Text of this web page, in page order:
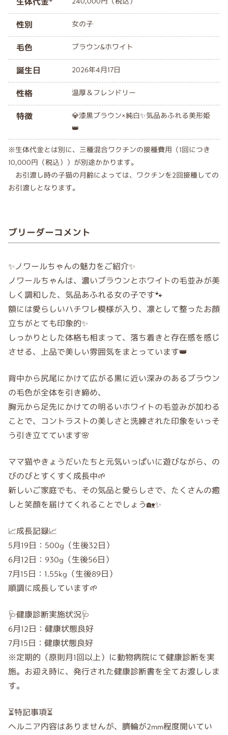
性別 女の子
毛色 ブラウン&ホワイト
誕生日 2026年4月17日
性格 温厚＆フレンドリー
特徴
💎漆黒ブラウン×純白✨気品あふれる美形姫
👑
※生体代金とは別に、三種混合ワクチンの接種費用（1回につき
10,000円（税込））が別途かかります。
お引渡し時の子猫の月齢によっては、ワクチンを2回接種しての
お引渡しとなります。
ブリーダーコメント
✨ノワールちゃんの魅力をご紹介✨
ノワールちゃんは、濃いブラウンとホワイトの毛並みが美
しく調和した、気品あふれる女の子です🐾
額には愛らしいハチワレ模様が入り、凛として整ったお顔
立ちがとても印象的✨
しっかりとした体格も相まって、落ち着きと存在感を感じ
させる、上品で美しい雰囲気をまとっています👑
背中から尻尾にかけて広がる黒に近い深みのあるブラウン
の毛色が全体を引き締め、
胸元から足先にかけての明るいホワイトの毛並みが加わる
ことで、コントラストの美しさと洗練された印象をいっそ
う引き立てています🌸
ママ猫やきょうだいたちと元気いっぱいに遊びながら、の
びのびとすくすく成長中🌱
新しいご家庭でも、その気品と愛らしさで、たくさんの癒
しと笑顔を届けてくれることでしょう🏡✨
📈成長記録📈
5月19日：500g（生後32日）
6月12日：930g（生後56日）
7月15日：1.55kg（生後89日）
順調に成長しています🌱
🩺健康診断実施状況🩺
6月12日：健康状態良好
7月15日：健康状態良好
※定期的（原則月1回以上）に動物病院にて健康診断を実
施。お迎え時に、発行された健康診断書を全てお渡ししま
す。
⏳特記事項⏳
ヘルニア内容はありませんが、臍輪が2mm程度開いてい